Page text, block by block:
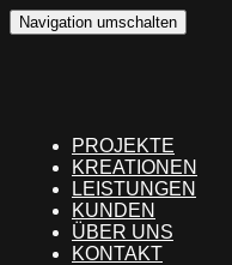
Navigation umschalten
PROJEKTE
KREATIONEN
LEISTUNGEN
KUNDEN
ÜBER UNS
KONTAKT